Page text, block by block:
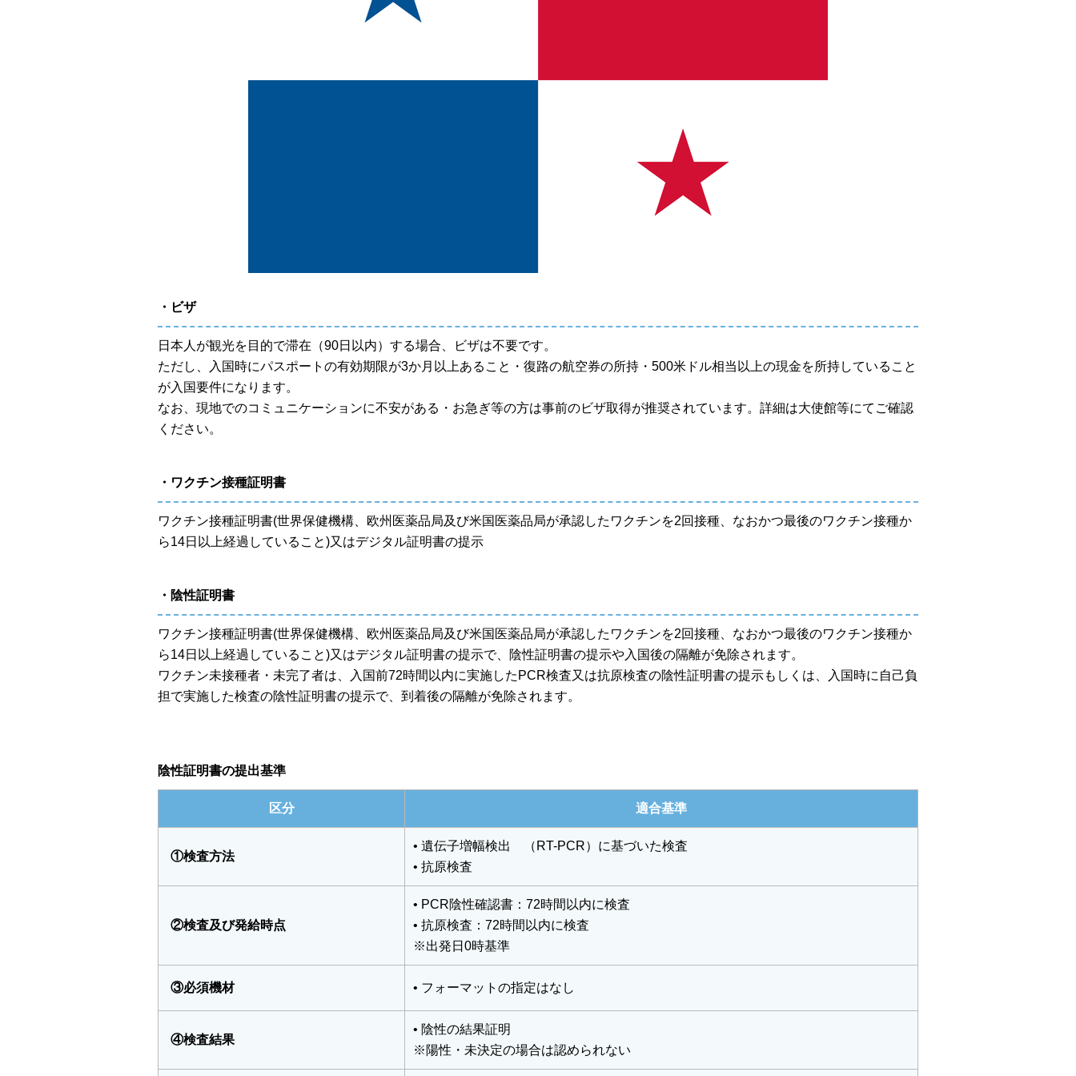
・ビザ
日本人が観光を目的で滞在（90日以内）する場合、ビザは不要です。
ただし、入国時にパスポートの有効期限が3か月以上あること・復路の航空券の所持・500米ドル相当以上の現金を所持していること
が入国要件になります。
なお、現地でのコミュニケーションに不安がある・お急ぎ等の方は事前のビザ取得が推奨されています。詳細は大使館等にてご確認
ください。
・ワクチン接種証明書
ワクチン接種証明書(世界保健機構、欧州医薬品局及び米国医薬品局が承認したワクチンを2回接種、なおかつ最後のワクチン接種か
ら14日以上経過していること)又はデジタル証明書の提示
・陰性証明書
ワクチン接種証明書(世界保健機構、欧州医薬品局及び米国医薬品局が承認したワクチンを2回接種、なおかつ最後のワクチン接種か
ら14日以上経過していること)又はデジタル証明書の提示で、陰性証明書の提示や入国後の隔離が免除されます。
ワクチン未接種者・未完了者は、入国前72時間以内に実施したPCR検査又は抗原検査の陰性証明書の提示もしくは、入国時に自己負
担で実施した検査の陰性証明書の提示で、到着後の隔離が免除されます。
陰性証明書の提出基準
区分 適合基準
①検査方法
• 遺伝子増幅検出 （RT-PCR）に基づいた検査
• 抗原検査
②検査及び発給時点
• PCR陰性確認書：72時間以内に検査
• 抗原検査：72時間以内に検査
※出発日0時基準
③必須機材 • フォーマットの指定はなし
④検査結果
• 陰性の結果証明
※陽性・未決定の場合は認められない